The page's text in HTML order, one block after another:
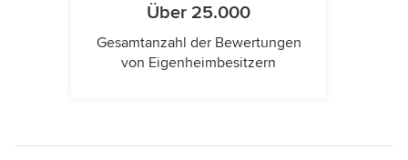
Über 25.000
Gesamtanzahl der Bewertungen
von Eigenheimbesitzern